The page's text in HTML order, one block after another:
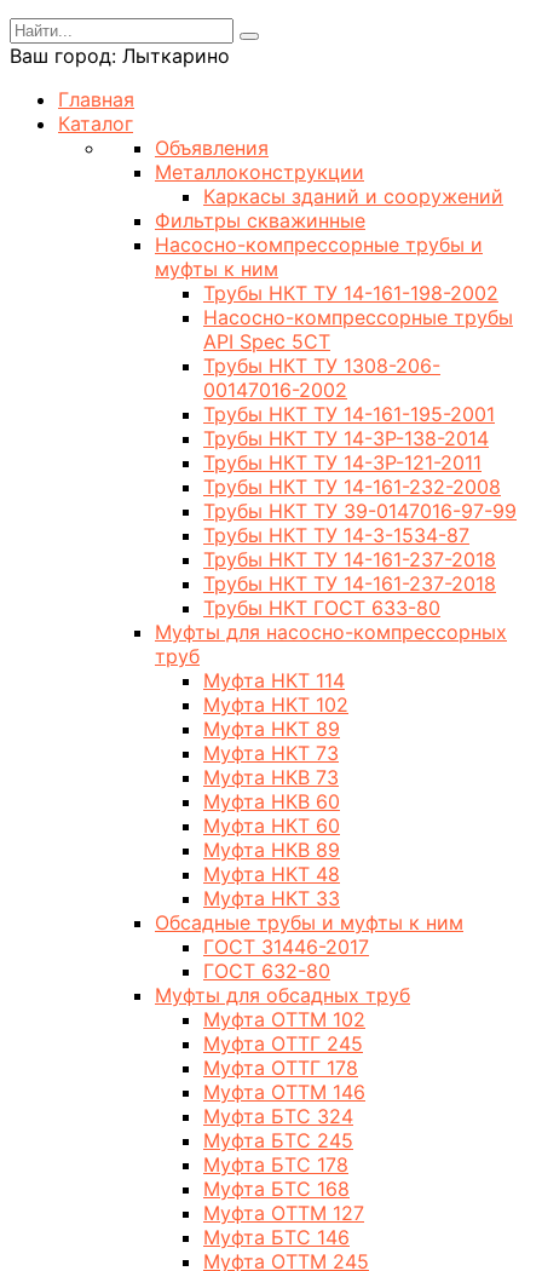
Ваш город: Лыткарино
Главная
Каталог
Объявления
Металлоконструкции
Каркасы зданий и сооружений
Фильтры скважинные
Насосно-компрессорные трубы и
муфты к ним
Трубы НКТ ТУ 14-161-198-2002
Насосно-компрессорные трубы
API Spec 5CT
Трубы НКТ ТУ 1308-206-
00147016-2002
Трубы НКТ ТУ 14-161-195-2001
Трубы НКТ ТУ 14-3Р-138-2014
Трубы НКТ ТУ 14-3Р-121-2011
Трубы НКТ ТУ 14-161-232-2008
Трубы НКТ ТУ 39-0147016-97-99
Трубы НКТ ТУ 14-3-1534-87
Трубы НКТ ТУ 14-161-237-2018
Трубы НКТ ТУ 14-161-237-2018
Трубы НКТ ГОСТ 633-80
Муфты для насосно-компрессорных
труб
Муфта НКТ 114
Муфта НКТ 102
Муфта НКТ 89
Муфта НКТ 73
Муфта НКВ 73
Муфта НКВ 60
Муфта НКТ 60
Муфта НКВ 89
Муфта НКТ 48
Муфта НКТ 33
Обсадные трубы и муфты к ним
ГОСТ 31446-2017
ГОСТ 632-80
Муфты для обсадных труб
Муфта ОТТМ 102
Муфта ОТТГ 245
Муфта ОТТГ 178
Муфта ОТТМ 146
Муфта БТС 324
Муфта БТС 245
Муфта БТС 178
Муфта БТС 168
Муфта ОТТМ 127
Муфта БТС 146
Муфта ОТТМ 245